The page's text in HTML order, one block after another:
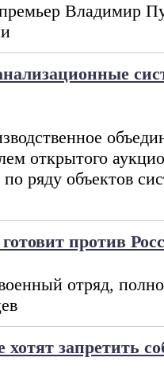
Владимир
открытого
ряду объектов
против
отряд,
запретить